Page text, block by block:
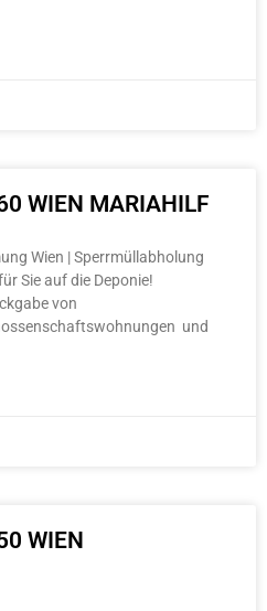
WIEN MARIAHILF
Wien | Sperrmüllabholung
Sie auf die Deponie!
von
und
WIEN